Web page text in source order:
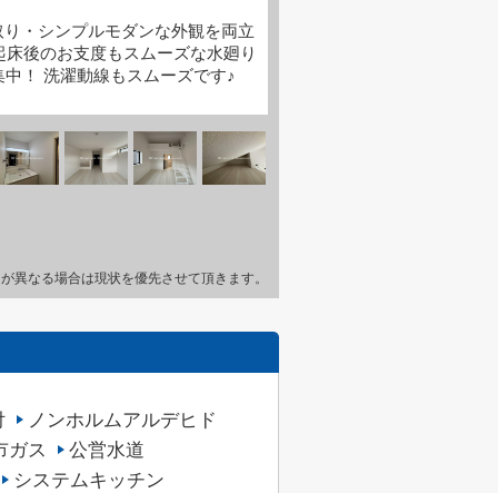
・シンプルモダンな外観を両立
後のお支度もスムーズな水廻り
！ 洗濯動線もスムーズです♪
異なる場合は現状を優先させて頂きます。
ノンホルムアルデヒド
ガス
公営水道
システムキッチン